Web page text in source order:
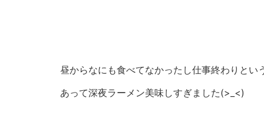
昼からなにも食べてなかったし仕事終わりとい
あって深夜ラーメン美味しすぎました(>_<)